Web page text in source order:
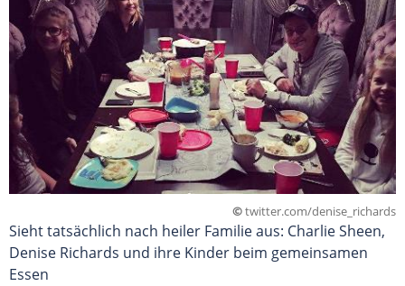
©twitter.com/denise_richards
Sieht tatsächlich nach heiler Familie aus: Charlie Sheen,
Denise Richards und ihre Kinder beim gemeinsamen
Essen